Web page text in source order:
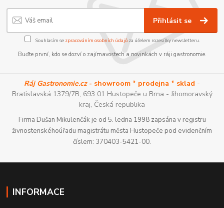
Přihlásit se
Souhlasím se zpracováním osobních údajůza účelem rozesílky newsletteru.
Buďte první, kdo se dozví o zajímavostech a novinkách v ráji gastronomie.
Ráj Gastronomie.cz- showroom * prodejna * sklad -
Bratislavská 1379/7B, 693 01 Hustopeče u Brna - Jihomoravský
kraj, Česká republika
Firma Dušan Mikulenčák je od 5. ledna 1998 zapsána v registru
živnostenskéhoúřadu magistrátu města Hustopeče pod evidenčním
číslem: 370403-5421-00.
INFORMACE